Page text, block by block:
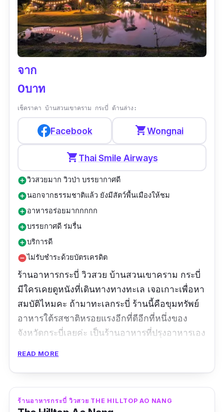
https://goo.gl/maps/CqiQTywFpGcU41NW
7?coh=178571&entry=tt
เบอร์โทร :0655395242
เวลาทำการ :11:00–19:00 น. เปิดทุกวัน
เมนูแนะนำ :
มะพร้าวอ่อน
รีวิว : “ได้ยินชื่อมานานพึ่งจะได้มา การเดินทางไม่
ยาก ทางไม่ชันมาก ไม่อันตราย ร้านตกแต่งสวย มี
มุมถ่ายรูปเยอะมาก วิวก็สุดยอด แค่วิวก็คุ้มแล้ว
อาหารปริมาณเยอะ รสชาติอร่อยเลย ราคาสูงนิด
นึง ใช้เที่ยวด้วยกันแล้วโคตรคุ้ม แนะนำให้มา
สำหรับใครชอบถ่ายรูปรับรองว่าไม่ผิดหวัง ”
จาก
0บาท
เช็คราคา บ้านสวนเขาคราม​ กระบี่ ด้านล่าง:
Facebook shopping_cartWongnai
shopping_cartThai Smile Airways
add_circleวิวสวยมาก วิวป่า บรรยากาศดี
add_circleนอกจากธรรมชาติแล้ว ยังมีสัตว์พื้นเมืองให้ชม
add_circleอาหารอร่อยมากกกกก
add_circleบรรยกาศดี ร่มรื่น
add_circleบริการดี
remove_circleไม่รับชำระด้วยบัตรเครดิต
ร้านอาหารกระบี่ วิวสวย บ้านสวนเขาคราม​ กระบี่
มีใครเคยดูหนังที่เดินทางทางทะเล เจอเกาะเพื่อหา
สมบัติไหมคะ ถ้ามาทะเลกระบี่ ร้านนี้คือขุมทรัพย์
อาหารใต้รสชาติหรอยแรงอีกที่ดีอีกที่หนึ่งของ
จังหวัดกระบี่เลยค่ะ เป็นร้านอาหารที่ปรุงอาหารเอง
อร่อยเหมือนแม่ทำให้กิน วิวรอบ ๆ เป็นธรรมชาติ
สวน และทิวเขา สวยงาม ถ่ายรูปมุมไหนก็ปัง
READ MORE
ร้านอาหารกระบี่ วิวสวย THE HILLTOP AO NANG